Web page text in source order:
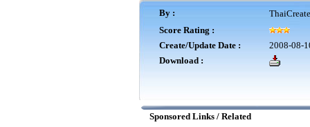
By :
Score Rating :
Create/Update Date :
2008-08-
Download :
Sponsored Links / Related